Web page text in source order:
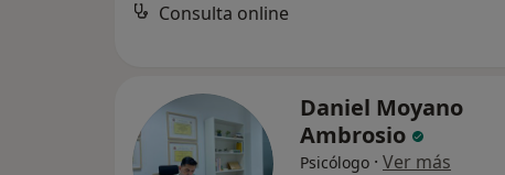
Consulta online
Daniel Moyano
Ambrosio
Psicólogo · Ver más